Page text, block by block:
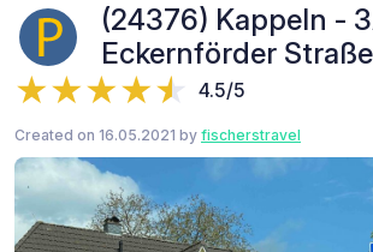
(24376) Kappeln -
Eckernförder Straße
4.5/5
Created on 16.05.2021 by fischerstravel